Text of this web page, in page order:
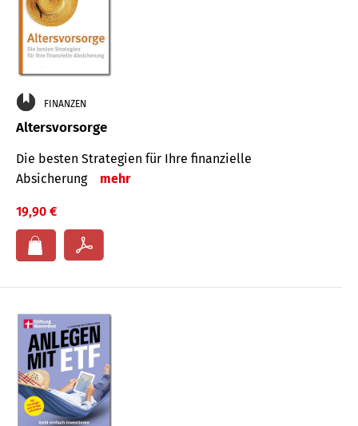
FINANZEN
Altersvorsorge
Die besten Strategien für Ihre finanzielle
Absicherung
mehr
19,90 €